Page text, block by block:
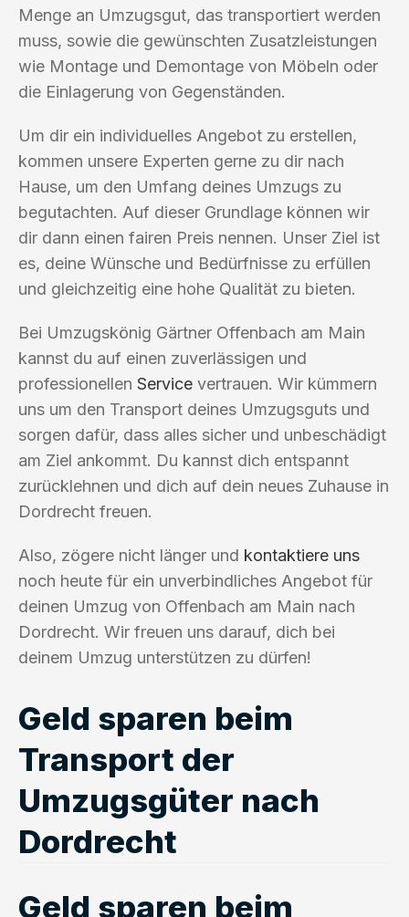
Menge an Umzugsgut, das transportiert werden
muss, sowie die gewünschten Zusatzleistungen
wie Montage und Demontage von Möbeln oder
die Einlagerung von Gegenständen.
Um dir ein individuelles Angebot zu erstellen,
kommen unsere Experten gerne zu dir nach
Hause, um den Umfang deines Umzugs zu
begutachten. Auf dieser Grundlage können wir
dir dann einen fairen Preis nennen. Unser Ziel ist
es, deine Wünsche und Bedürfnisse zu erfüllen
und gleichzeitig eine hohe Qualität zu bieten.
Bei Umzugskönig Gärtner Offenbach am Main
kannst du auf einen zuverlässigen und
professionellen Service vertrauen. Wir kümmern
uns um den Transport deines Umzugsguts und
sorgen dafür, dass alles sicher und unbeschädigt
am Ziel ankommt. Du kannst dich entspannt
zurücklehnen und dich auf dein neues Zuhause in
Dordrecht freuen.
Also, zögere nicht länger und kontaktiere uns
noch heute für ein unverbindliches Angebot für
deinen Umzug von Offenbach am Main nach
Dordrecht. Wir freuen uns darauf, dich bei
deinem Umzug unterstützen zu dürfen!
Geld sparen beim
Transport der
Umzugsgüter nach
Dordrecht
Geld sparen beim